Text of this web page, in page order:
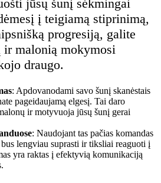
jūsų šunį sėkmingai
į teigiamą stiprinimą,
progresiją, galite
ir malonią mokymosi
draugo.
: Apdovanodami savo šunį skanėstais
pageidaujamą elgesį. Tai daro
ir motyvuoja jūsų šunį gerai
: Naudojant tas pačias komandas
lengviau suprasti ir tiksliai reaguoti į
yra raktas į efektyvią komunikaciją